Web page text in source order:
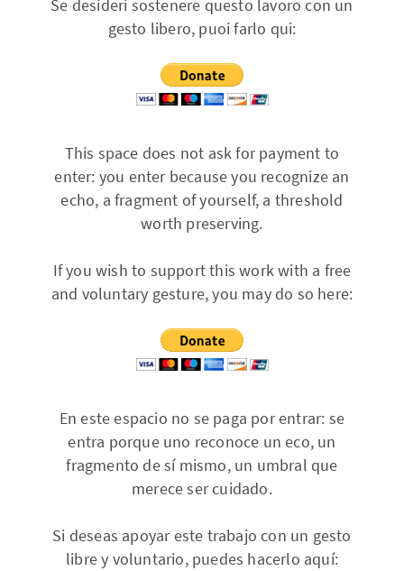
Se desideri sostenere questo lavoro con un
gesto libero, puoi farlo qui:
This space does not ask for payment to
enter: you enter because you recognize an
echo, a fragment of yourself, a threshold
worth preserving.
If you wish to support this work with a free
and voluntary gesture, you may do so here:
En este espacio no se paga por entrar: se
entra porque uno reconoce un eco, un
fragmento de sí mismo, un umbral que
merece ser cuidado.
Si deseas apoyar este trabajo con un gesto
libre y voluntario, puedes hacerlo aquí: